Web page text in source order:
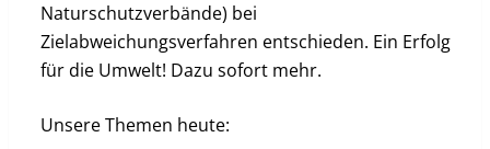
Naturschutzverbände) bei
Zielabweichungsverfahren entschieden. Ein Erfolg
für die Umwelt! Dazu sofort mehr.
Unsere Themen heute: